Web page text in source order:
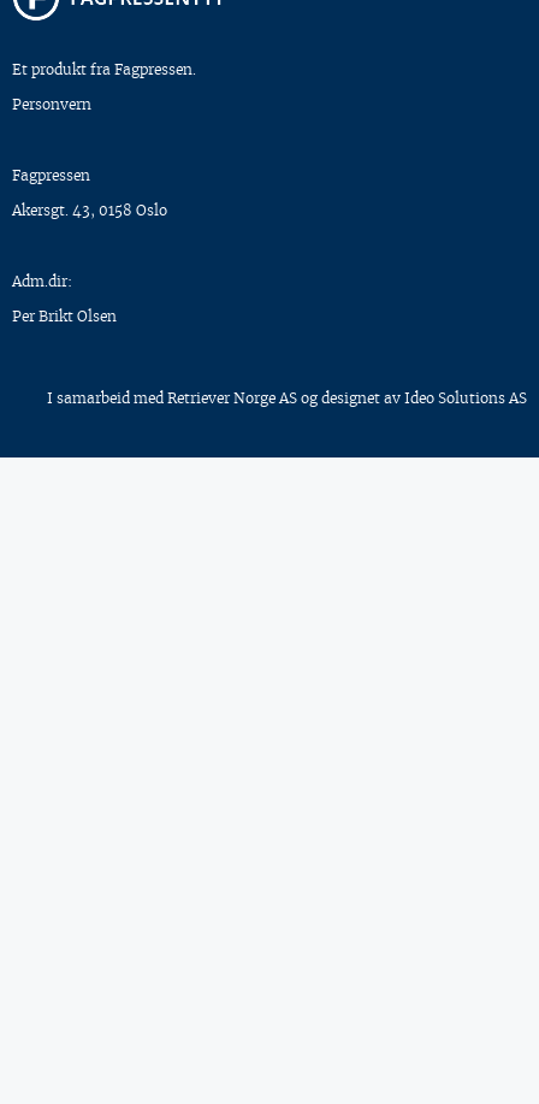
Et produkt fra Fagpressen.
Personvern
Fagpressen
Akersgt. 43, 0158 Oslo
Adm.dir:
Per Brikt Olsen
I samarbeid med Retriever Norge AS og designet av Ideo Solutions AS